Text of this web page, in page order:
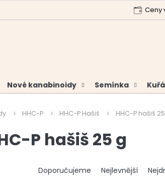
Ceny
Nové kanabinoidy Semínka
HHC-P HHC-P Hašiš HHC-P hašiš
P hašiš 25 g
Ř
aDoporučujeme Nejlevnější